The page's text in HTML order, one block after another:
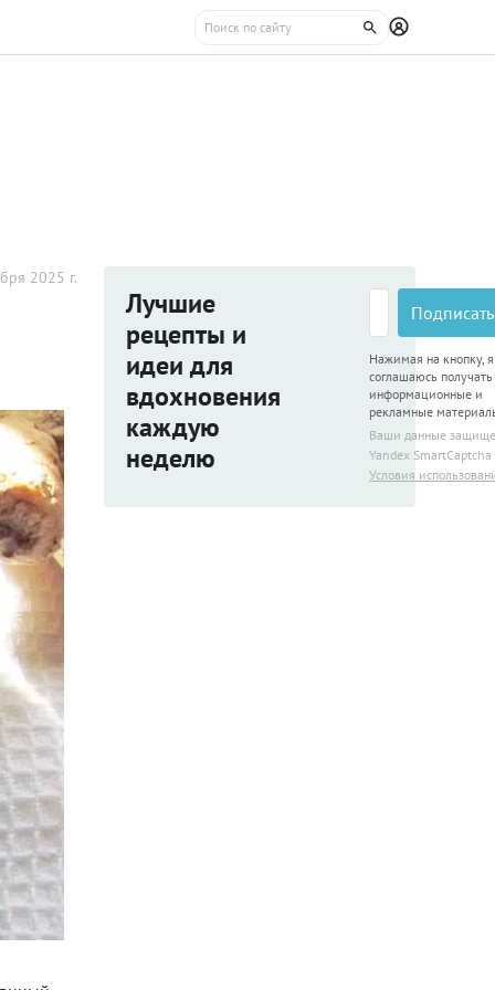
2025 г.
Лучшие
рецепты и
идеи для
вдохновения
каждую
неделю
Нажимая на кнопку, я
соглашаюсь получать
информационные и
рекламные
Ваши данные
Yandex SmartCaptcha
Условия